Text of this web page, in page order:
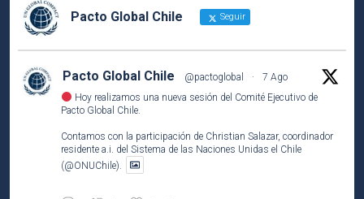
Pacto Global Chile Seguir
Pacto Global Chile @pactoglobal ·
7 Ago
Hoy realizamos una nueva sesión del Comité Ejecutivo de
Pacto Global Chile.
Contamos con la participación de Christian Salazar, coordinador
residente a.i. del Sistema de las Naciones Unidas el Chile
(@ONUChile).